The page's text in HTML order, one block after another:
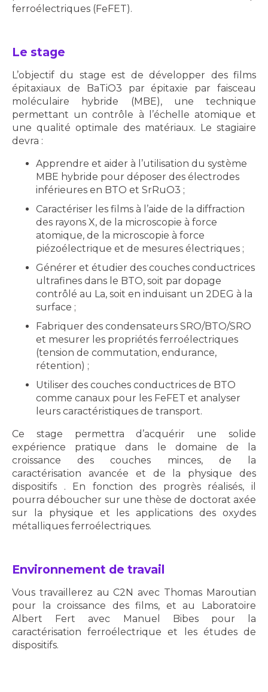
ferroélectriques (FeFET).
Le stage
L’objectif du stage est de développer des films
épitaxiaux de BaTiO3 par épitaxie par faisceau
moléculaire hybride (MBE), une technique
permettant un contrôle à l’échelle atomique et
une qualité optimale des matériaux. Le stagiaire
devra :
Apprendre et aider à l’utilisation du système
MBE hybride pour déposer des électrodes
inférieures en BTO et SrRuO3 ;
Caractériser les films à l’aide de la diffraction
des rayons X, de la microscopie à force
atomique, de la microscopie à force
piézoélectrique et de mesures électriques ;
Générer et étudier des couches conductrices
ultrafines dans le BTO, soit par dopage
contrôlé au La, soit en induisant un 2DEG à la
surface ;
Fabriquer des condensateurs SRO/BTO/SRO
et mesurer les propriétés ferroélectriques
(tension de commutation, endurance,
rétention) ;
Utiliser des couches conductrices de BTO
comme canaux pour les FeFET et analyser
leurs caractéristiques de transport.
Ce stage permettra d’acquérir une solide
expérience pratique dans le domaine de la
croissance des couches minces, de la
caractérisation avancée et de la physique des
dispositifs . En fonction des progrès réalisés, il
pourra déboucher sur une thèse de doctorat axée
sur la physique et les applications des oxydes
métalliques ferroélectriques.
Environnement de travail
Vous travaillerez au C2N avec Thomas Maroutian
pour la croissance des films, et au Laboratoire
Albert Fert avec Manuel Bibes pour la
caractérisation ferroélectrique et les études de
dispositifs.